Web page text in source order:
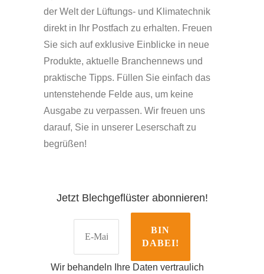
der Welt der Lüftungs- und Klimatechnik
direkt in Ihr Postfach zu erhalten. Freuen
Sie sich auf exklusive Einblicke in neue
Produkte, aktuelle Branchennews und
praktische Tipps. Füllen Sie einfach das
untenstehende Felde aus, um keine
Ausgabe zu verpassen. Wir freuen uns
darauf, Sie in unserer Leserschaft zu
begrüßen!
Jetzt Blechgeflüster abonnieren!
Wir behandeln Ihre Daten vertraulich